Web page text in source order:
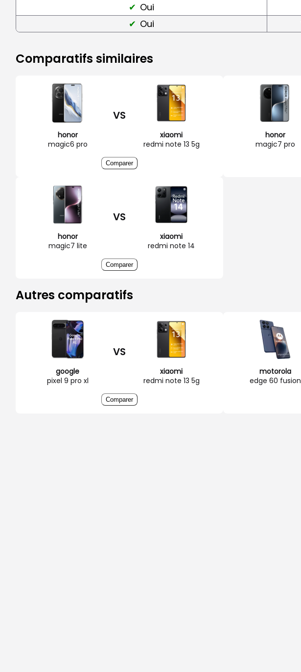
Oui
Oui
Comparatifs similaires
honor
magic6 pro
VS
xiaomi
redmi note 13 5g
Comparer
honor
magic7 pro
honor
magic7 lite
VS
xiaomi
redmi note 14
Comparer
Autres comparatifs
google
pixel 9 pro xl
VS
xiaomi
redmi note 13 5g
Comparer
motorola
edge 60 fusion